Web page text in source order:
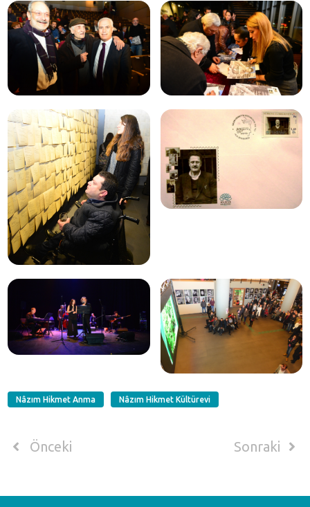
Nâzım Hikmet Anma Nâzım Hikmet Kültürevi
Önceki Sonraki